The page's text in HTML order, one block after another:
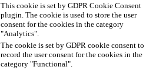
This cookie is set by GDPR Cookie Consent
plugin. The cookie is used to store the user
consent for the cookies in the category
"Analytics".
The cookie is set by GDPR cookie consent to
record the user consent for the cookies in the
category "Functional".